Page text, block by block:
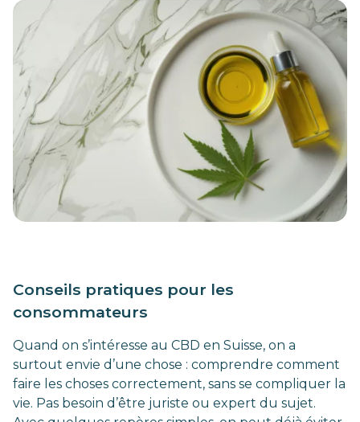
Conseils pratiques pour les
consommateurs
Quand on s’intéresse au CBD en Suisse, on a
surtout envie d’une chose : comprendre comment
faire les choses correctement, sans se compliquer la
vie. Pas besoin d’être juriste ou expert du sujet.